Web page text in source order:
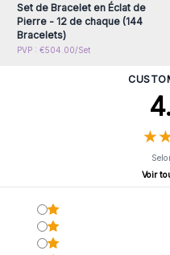
Set de Bracelet en Éclat de
Pierre - 12 de chaque (144
Bracelets)
PVP : €504.00/Set
★
★
Voir